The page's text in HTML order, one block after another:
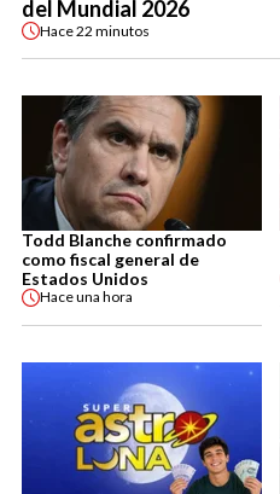
del Mundial 2026
Hace22 minutos
Todd Blanche confirmado
como fiscal general de
Estados Unidos
Haceuna hora